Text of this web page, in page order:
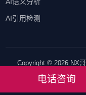
AI引用检测
Copyright © 2026 NX
电话咨询